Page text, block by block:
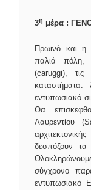
3η μέρα :
Πρωινό και η
παλιά πόλη,
(caruggi), τις
εντυπωσιακό
Θα
Λαυρεντίου
δεσπόζουν
σύγχρονο
εντυπωσιακό